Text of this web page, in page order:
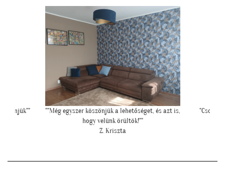
azt is,
"Csodálatos a fotótapéta még szebb mint ahogy
gondoltam!"
L. Ilona